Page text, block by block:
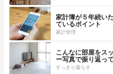
家計簿が５年続い
ているポイント
家計管理
こんなに部屋をス
ー写真で振り返っ
すっきり暮らす